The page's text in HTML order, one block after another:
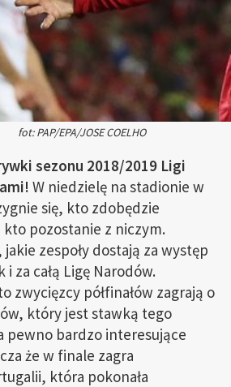
fot: PAP/EPA/JOSE COELHO
sezonu 2018/2019 Ligi
W niedzielę na stadionie w
się, kto zdobędzie
pozostanie z niczym.
zespoły dostają za występ
za całą Ligę Narodów.
zwycięzcy półfinałów zagrają o
który jest stawką tego
pewno bardzo interesujące
że w finale zagra
która pokonała